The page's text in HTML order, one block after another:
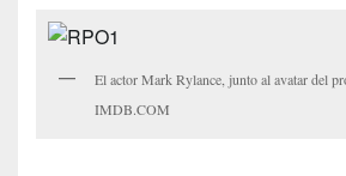
El actor Mark Rylance, junto al avatar del
IMDB.COM